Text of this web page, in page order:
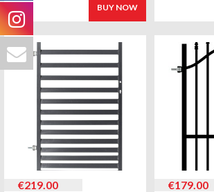
BUY NOW
€219.00 €179.00